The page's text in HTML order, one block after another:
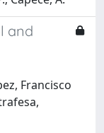
and
Francisco